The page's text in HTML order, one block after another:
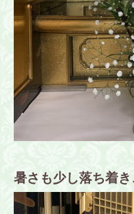
暑さも少し落ち着